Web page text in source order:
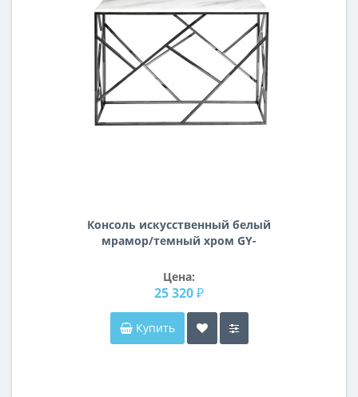
Консоль искусственный белый
мрамор/темный хром GY-
Цена:
25 320 ₽
Купить